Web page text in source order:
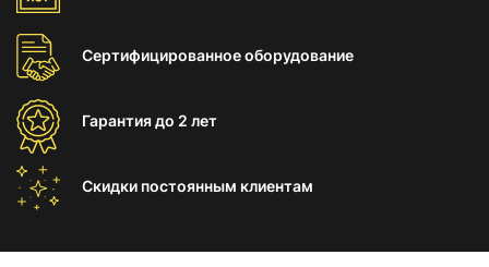
Сертифицированноеоборудование
Гарантиядо 2 лет
Скидки постоянным клиентам